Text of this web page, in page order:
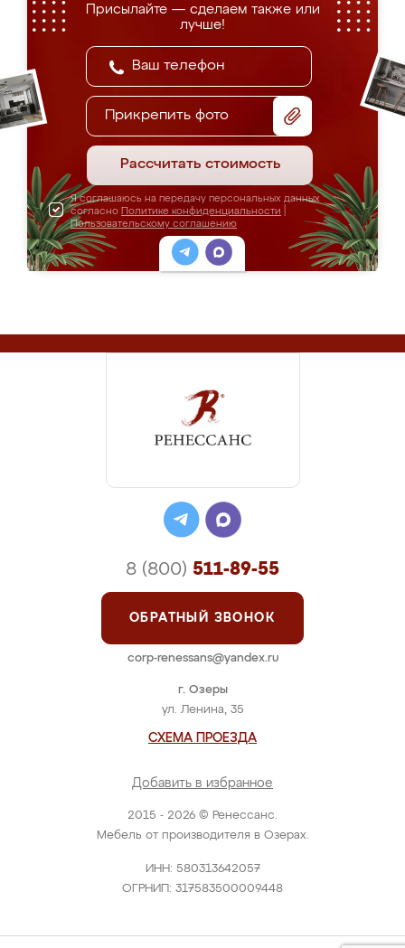
Присылайте — сделаем также или
лучше!
Прикрепить фото
Рассчитать стоимость
Я соглашаюсь на передачу персональных данных
согласно Политике конфиденциальности
Пользовательскому соглашению
2015 - 2026 © Ренессанс.
Мебель от производителя в Озерах.
ИНН: 580313642057
ОГРНИП: 317583500009448
г. Озеры
ул. Ленина, 35
СХЕМА ПРОЕЗДА
Добавить в избранное
8 (800) 511-89-55
ОБРАТНЫЙ ЗВОНОК
corp-renessans@yandex.ru